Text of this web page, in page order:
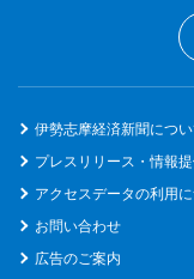
伊勢志摩経済新聞につ
プレスリリース・情報
アクセスデータの利用
お問い合わせ
広告のご案内